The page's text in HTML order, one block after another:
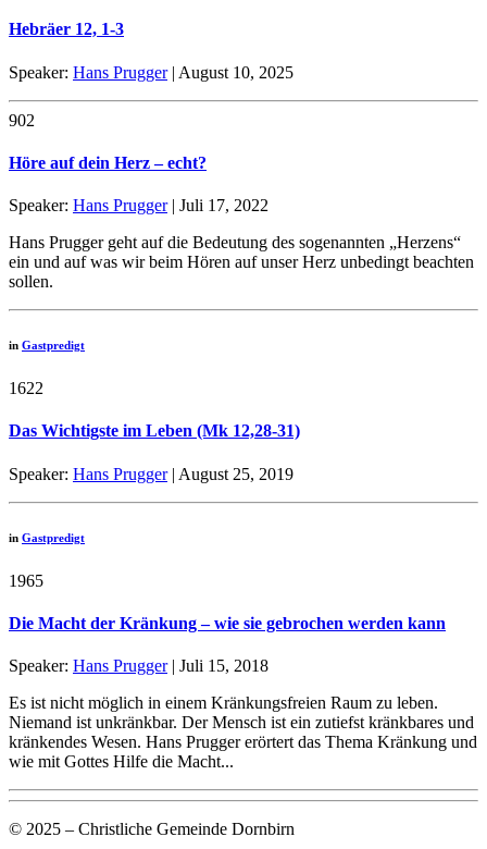
Hebräer 12, 1-3
Speaker: Hans Prugger| August 10, 2025
902
Höre auf dein Herz – echt?
Speaker: Hans Prugger| Juli 17, 2022
Hans Prugger geht auf die Bedeutung des sogenannten „Herzens“
ein und auf was wir beim Hören auf unser Herz unbedingt beachten
sollen.
in Gastpredigt
1622
Das Wichtigste im Leben (Mk 12,28-31)
Speaker: Hans Prugger| August 25, 2019
in Gastpredigt
1965
Die Macht der Kränkung – wie sie gebrochen werden kann
Speaker: Hans Prugger| Juli 15, 2018
Es ist nicht möglich in einem Kränkungsfreien Raum zu leben.
Niemand ist unkränkbar. Der Mensch ist ein zutiefst kränkbares und
kränkendes Wesen. Hans Prugger erörtert das Thema Kränkung und
wie mit Gottes Hilfe die Macht...
© 2025 – Christliche Gemeinde Dornbirn